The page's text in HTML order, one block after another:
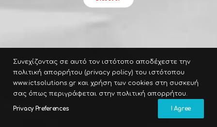
Συνεχίζοντας σε αυτό τον ιστότοπο αποδέχεστε την
πολιτική απορρήτου (privacy policy) του ιστότοπου
www.ictsolutions.gr και χρήση των cookies στη συσκευή
σας όπως περιγράφεται στην πολιτική απορρήτου.
Privacy Preferences I Agree